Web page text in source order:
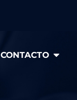
CONTACTO